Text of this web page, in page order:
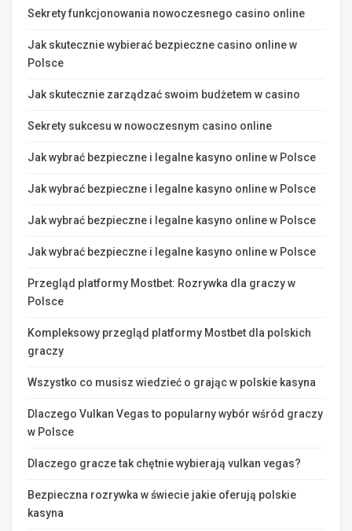
Sekrety funkcjonowania nowoczesnego casino online
Jak skutecznie wybierać bezpieczne casino online w
Polsce
Jak skutecznie zarządzać swoim budżetem w casino
Sekrety sukcesu w nowoczesnym casino online
Jak wybrać bezpieczne i legalne kasyno online w Polsce
Jak wybrać bezpieczne i legalne kasyno online w Polsce
Jak wybrać bezpieczne i legalne kasyno online w Polsce
Jak wybrać bezpieczne i legalne kasyno online w Polsce
Przegląd platformy Mostbet: Rozrywka dla graczy w
Polsce
Kompleksowy przegląd platformy Mostbet dla polskich
graczy
Wszystko co musisz wiedzieć o grając w polskie kasyna
Dlaczego Vulkan Vegas to popularny wybór wśród graczy
w Polsce
Dlaczego gracze tak chętnie wybierają vulkan vegas?
Bezpieczna rozrywka w świecie jakie oferują polskie
kasyna